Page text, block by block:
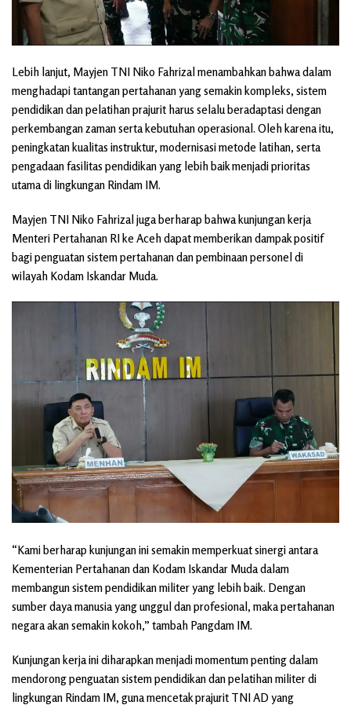
Lebih lanjut, Mayjen TNI Niko Fahrizal menambahkan bahwa dalam
menghadapi tantangan pertahanan yang semakin kompleks, sistem
pendidikan dan pelatihan prajurit harus selalu beradaptasi dengan
perkembangan zaman serta kebutuhan operasional. Oleh karena itu,
peningkatan kualitas instruktur, modernisasi metode latihan, serta
pengadaan fasilitas pendidikan yang lebih baik menjadi prioritas
utama di lingkungan Rindam IM.
Mayjen TNI Niko Fahrizal juga berharap bahwa kunjungan kerja
Menteri Pertahanan RI ke Aceh dapat memberikan dampak positif
bagi penguatan sistem pertahanan dan pembinaan personel di
wilayah Kodam Iskandar Muda.
“Kami berharap kunjungan ini semakin memperkuat sinergi antara
Kementerian Pertahanan dan Kodam Iskandar Muda dalam
membangun sistem pendidikan militer yang lebih baik. Dengan
sumber daya manusia yang unggul dan profesional, maka pertahanan
negara akan semakin kokoh,” tambah Pangdam IM.
Kunjungan kerja ini diharapkan menjadi momentum penting dalam
mendorong penguatan sistem pendidikan dan pelatihan militer di
lingkungan Rindam IM, guna mencetak prajurit TNI AD yang